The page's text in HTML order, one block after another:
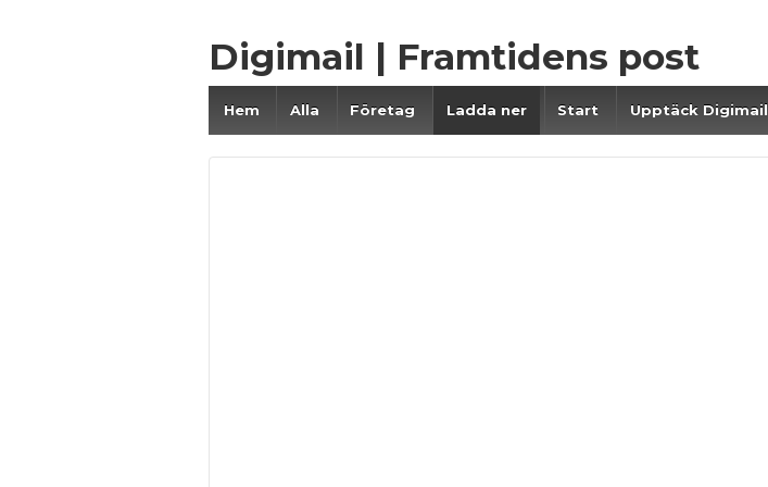
Digimail | Framtidens post
Hem Alla Företag Ladda ner Start Upptäck Digimail